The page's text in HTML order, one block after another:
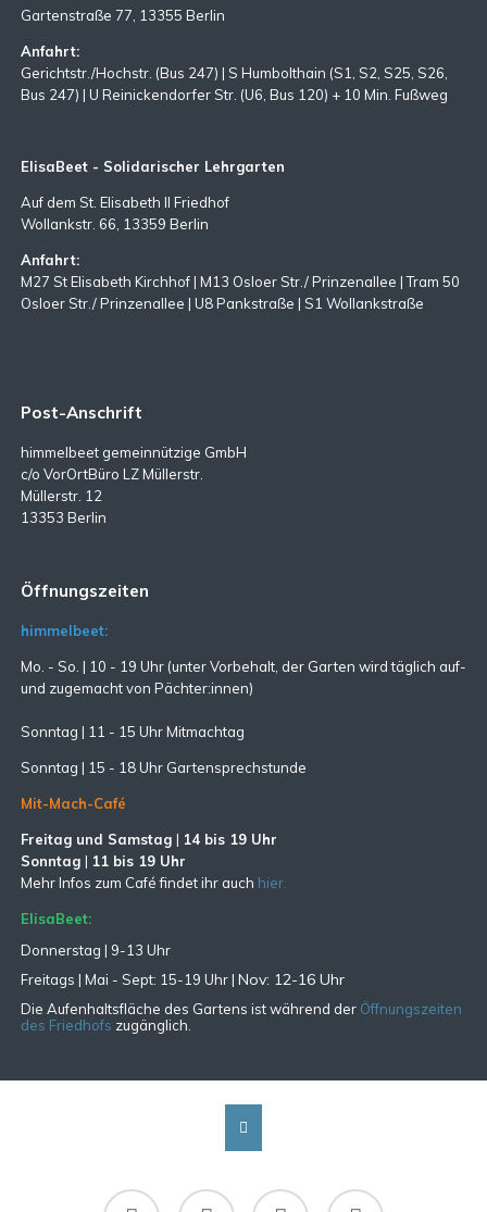
Gartenstraße 77, 13355 Berlin
Anfahrt:
Gerichtstr./Hochstr. (Bus 247) | S Humbolthain (S1, S2, S25, S26,
Bus 247) | U Reinickendorfer Str. (U6, Bus 120) + 10 Min. Fußweg
ElisaBeet - Solidarischer Lehrgarten
Auf dem St. Elisabeth II Friedhof
Wollankstr. 66, 13359 Berlin
Anfahrt:
M27 St Elisabeth Kirchhof | M13 Osloer Str./ Prinzenallee | Tram 50
Osloer Str./ Prinzenallee | U8 Pankstraße | S1 Wollankstraße
Post-Anschrift
himmelbeet gemeinnützige GmbH
c/o VorOrtBüro LZ Müllerstr.
Müllerstr. 12
13353 Berlin
Öffnungszeiten
himmelbeet:
Mo. - So. | 10 - 19 Uhr (unter Vorbehalt, der Garten wird täglich auf-
und zugemachtvon Pächter:innen)
Sonntag | 11 - 15 Uhr Mitmachtag
Sonntag | 15 - 18 Uhr Gartensprechstunde
Mit-Mach-Café
Freitag und Samstag | 14 bis 19 Uhr
Sonntag | 11 bis 19 Uhr
Mehr Infos zum Café findet ihr auch hier.
ElisaBeet:
Donnerstag | 9-13 Uhr
Freitags | Mai - Sept: 15-19 Uhr | Nov: 12-16 Uhr
Die Aufenhaltsfläche des Gartens ist während derÖffnungszeiten
des Friedhofs zugänglich.